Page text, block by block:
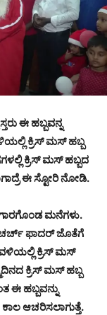
ಈ ಹಬ್ಬವನ್ನ
ಕ್ರಿಸ್ ಮಸ್ ಹಬ್ಬ
ಕ್ರಿಸ್ ಮಸ್ ಹಬ್ಬದ
ಈ ಸ್ಟೋರಿ ನೋಡಿ.
ಮನೆಗಳು.
ಚರ್ಚ್ ಫಾದರ್ ಜೊತೆಗೆ
ಕ್ರಿಸ್ ಮಸ್
ಕ್ರಿಸ್ ಮಸ್ ಹಬ್ಬ
ಈ ಹಬ್ಬವನ್ನು
ಆಚರಿಸಲಾಗುತ್ತೆ.